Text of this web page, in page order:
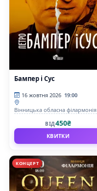
Бампер і Сус
16 жовтня 2026 19:00
Вінницька обласна філармонія
ВІД450₴
КВИТКИ
КОНЦЕРТ